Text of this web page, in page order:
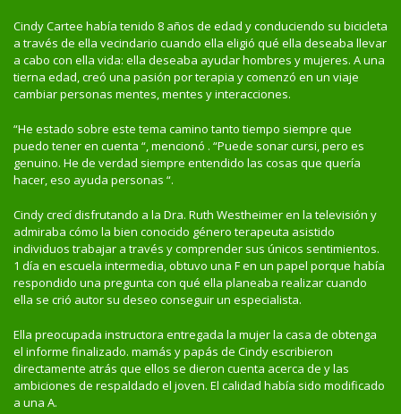
Cindy Cartee había tenido 8 años de edad y conduciendo su bicicleta
a través de ella vecindario cuando ella eligió qué ella deseaba llevar
a cabo con ella vida: ella deseaba ayudar hombres y mujeres. A una
tierna edad, creó una pasión por terapia y comenzó en un viaje
cambiar personas mentes, mentes y interacciones.
“He estado sobre este tema camino tanto tiempo siempre que
puedo tener en cuenta “, mencionó . “Puede sonar cursi, pero es
genuino. He de verdad siempre entendido las cosas que quería
hacer, eso ayuda personas “.
Cindy crecí disfrutando a la Dra. Ruth Westheimer en la televisión y
admiraba cómo la bien conocido género terapeuta asistido
individuos trabajar a través y comprender sus únicos sentimientos.
1 día en escuela intermedia, obtuvo una F en un papel porque había
respondido una pregunta con qué ella planeaba realizar cuando
ella se crió autor su deseo conseguir un especialista.
Ella preocupada instructora entregada la mujer la casa de obtenga
el informe finalizado. mamás y papás de Cindy escribieron
directamente atrás que ellos se dieron cuenta acerca de y las
ambiciones de respaldado el joven. El calidad había sido modificado
a una A.